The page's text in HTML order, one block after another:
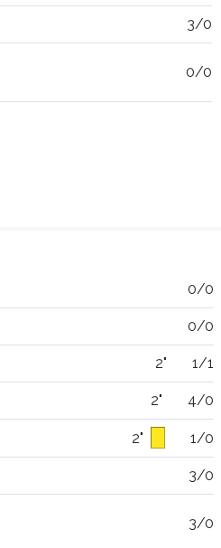
3/0
0/0
0/0
0/0
2" 1/1
2" 4/0
2" 1/0
3/0
3/0